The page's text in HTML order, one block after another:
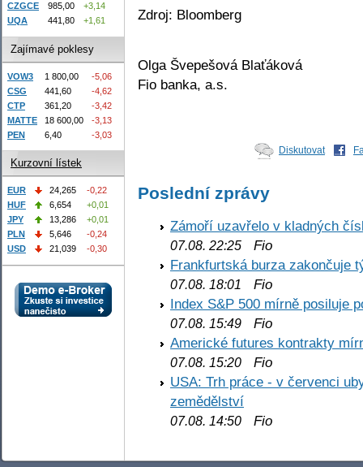
Zdroj: Bloomberg
Olga Švepešová Blaťáková
Fio banka, a.s.
Diskutovat
Poslední zprávy
Zámoří uzavřelo v kladných
07.08. 22:25 Fio
Frankfurtská burza zakončuje
07.08. 18:01
Fio
Index S&P 500 mírně posiluje
07.08. 15:49 Fio
Americké futures kontrakty
07.08. 15:20 Fio
USA: Trh práce - v červenci
zemědělství
07.08. 14:50 Fio
CZGCE
985,00
+3,14
UQA
441,80 +1,61
Zajímavé poklesy
VOW3 1 800,00
-5,06
CSG
441,60
-4,62
CTP
361,20
-3,42
MATTE
18 600,00
-3,13
PEN
6,40 -3,03
Kurzovní lístek
EUR 24,265
-0,22
HUF
6,654
+0,01
JPY
13,286
+0,01
PLN
5,646
-0,24
USD
21,039 -0,30